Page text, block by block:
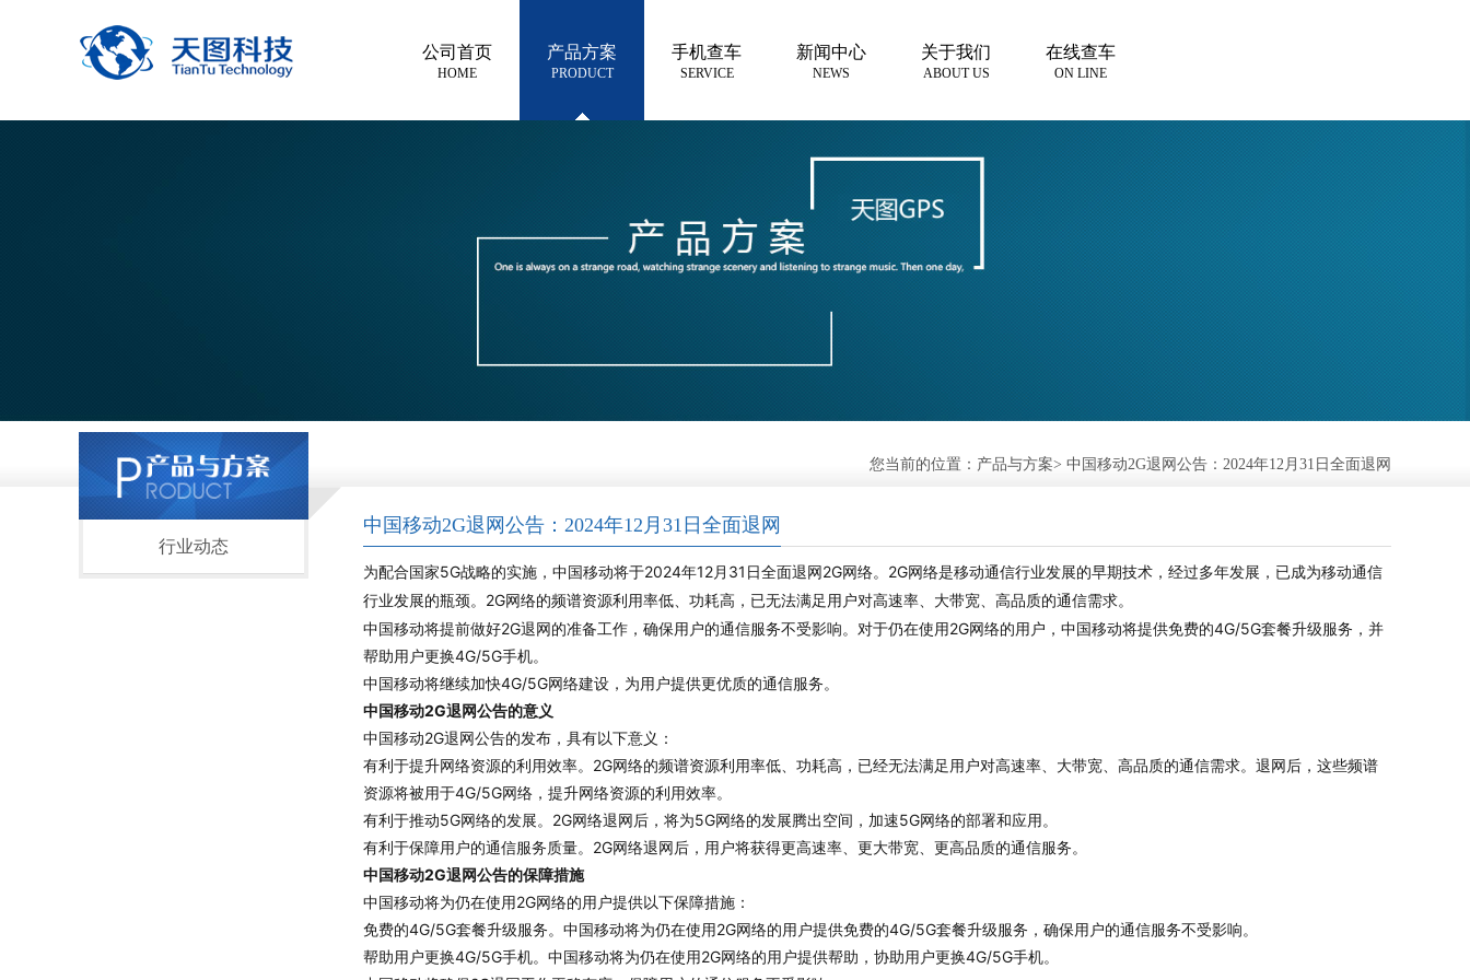
公司首页
HOME
产品方案
PRODUCT
手机查车
SERVICE
新闻中心
NEWS
关于我们
ABOUT US
在线查车
ON LINE
您当前的位置： 产品与方案> 中国移动2G退网公告：2024年12月31日全面退网
行业动态
中国移动2G退网公告：2024年12月31日全面退网
为配合国家5G战略的实施，中国移动将于2024年12月31日全面退网2G网络。 2G网络是移动通信行业发展的早期技术，经过多年发展，已成为移动通信
行业发展的瓶颈。2G网络的频谱资源利用率低、功耗高，已无法满足用户对高速率、大带宽、高品质的通信需求。
中国移动将提前做好2G退网的准备工作，确保用户的通信服务不受影响。对于仍在使用2G网络的用户，中国移动将提供免费的4G/5G套餐升级服务，并
帮助用户更换4G/5G手机。
中国移动将继续加快4G/5G网络建设，为用户提供更优质的通信服务。
中国移动2G退网公告的意义
中国移动2G退网公告的发布，具有以下意义：
有利于提升网络资源的利用效率。2G网络的频谱资源利用率低、功耗高，已经无法满足用户对高速率、大带宽、高品质的通信需求。退网后，这些频谱
资源将被用于4G/5G网络，提升网络资源的利用效率。
有利于推动5G网络的发展。2G网络退网后，将为5G网络的发展腾出空间，加速5G网络的部署和应用。
有利于保障用户的通信服务质量。2G网络退网后，用户将获得更高速率、更大带宽、更高品质的通信服务。
中国移动2G退网公告的保障措施
中国移动将为仍在使用2G网络的用户提供以下保障措施：
免费的4G/5G套餐升级服务。中国移动将为仍在使用2G网络的用户提供免费的4G/5G套餐升级服务，确保用户的通信服务不受影响。
帮助用户更换4G/5G手机。中国移动将为仍在使用2G网络的用户提供帮助，协助用户更换4G/5G手机。